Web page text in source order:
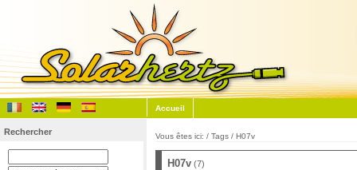
Accueil
Rechercher Vous êtes ici: / Tags / H07v
H07v (7)